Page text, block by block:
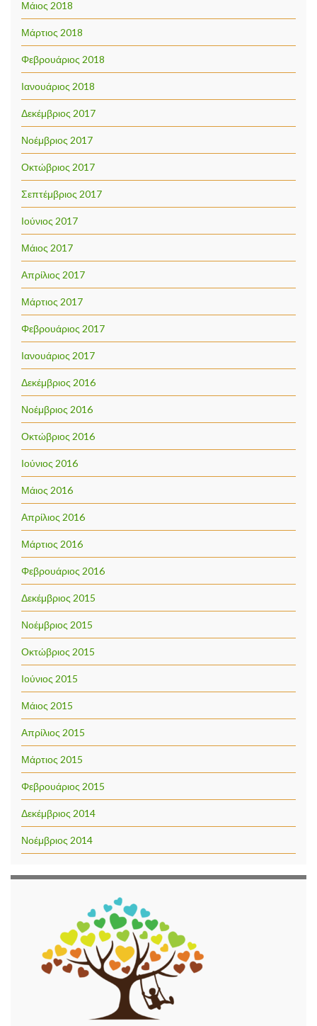
Μάιος 2018
Μάρτιος 2018
Φεβρουάριος 2018
Ιανουάριος 2018
Δεκέμβριος 2017
Νοέμβριος 2017
Οκτώβριος 2017
Σεπτέμβριος 2017
Ιούνιος 2017
Μάιος 2017
Απρίλιος 2017
Μάρτιος 2017
Φεβρουάριος 2017
Ιανουάριος 2017
Δεκέμβριος 2016
Νοέμβριος 2016
Οκτώβριος 2016
Ιούνιος 2016
Μάιος 2016
Απρίλιος 2016
Μάρτιος 2016
Φεβρουάριος 2016
Δεκέμβριος 2015
Νοέμβριος 2015
Οκτώβριος 2015
Ιούνιος 2015
Μάιος 2015
Απρίλιος 2015
Μάρτιος 2015
Φεβρουάριος 2015
Δεκέμβριος 2014
Νοέμβριος 2014